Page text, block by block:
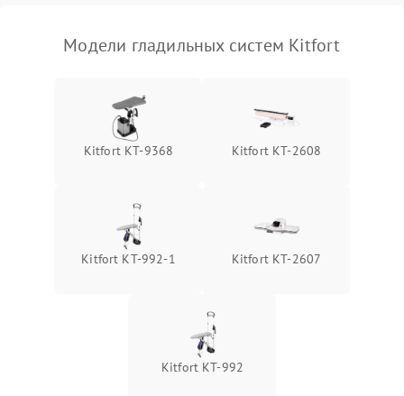
Проблемы с регулировкой
температуры
1500 ₽ Подробнее →
Неисправность блока
1500 ₽ Подробнее →
1000 ₽
Модели гладильных систем Kitfort
Kitfort КТ-9368 Kitfort КТ-2608
Kitfort КТ-992-1 Kitfort КТ-2607
Kitfort KT-992